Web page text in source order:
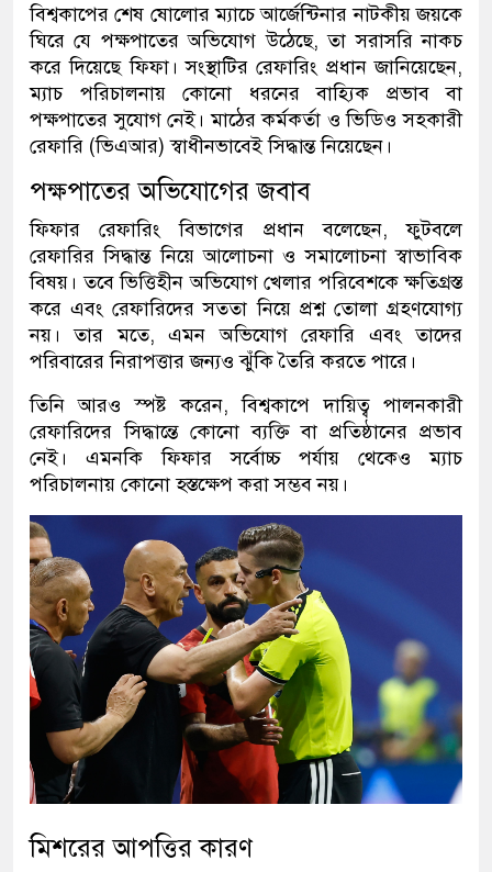
বিশ্বকাপের শেষ ষোলোর ম্যাচে আর্জেন্টিনার নাটকীয় জয়কে
ঘিরে যে পক্ষপাতের অভিযোগ উঠেছে, তা সরাসরি নাকচ
করে দিয়েছে ফিফা। সংস্থাটির রেফারিং প্রধান জানিয়েছেন,
ম্যাচ পরিচালনায় কোনো ধরনের বাহ্যিক প্রভাব বা
পক্ষপাতের সুযোগ নেই। মাঠের কর্মকর্তা ও ভিডিও সহকারী
রেফারি (ভিএআর) স্বাধীনভাবেই সিদ্ধান্ত নিয়েছেন।
পক্ষপাতের অভিযোগের জবাব
ফিফার রেফারিং বিভাগের প্রধান বলেছেন, ফুটবলে
রেফারির সিদ্ধান্ত নিয়ে আলোচনা ও সমালোচনা স্বাভাবিক
বিষয়। তবে ভিত্তিহীন অভিযোগ খেলার পরিবেশকে ক্ষতিগ্রস্ত
করে এবং রেফারিদের সততা নিয়ে প্রশ্ন তোলা গ্রহণযোগ্য
নয়। তার মতে, এমন অভিযোগ রেফারি এবং তাদের
পরিবারের নিরাপত্তার জন্যও ঝুঁকি তৈরি করতে পারে।
তিনি আরও স্পষ্ট করেন, বিশ্বকাপে দায়িত্ব পালনকারী
রেফারিদের সিদ্ধান্তে কোনো ব্যক্তি বা প্রতিষ্ঠানের প্রভাব
নেই। এমনকি ফিফার সর্বোচ্চ পর্যায় থেকেও ম্যাচ
পরিচালনায় কোনো হস্তক্ষেপ করা সম্ভব নয়।
মিশরের আপত্তির কারণ